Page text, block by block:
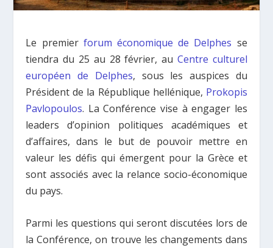
Le premier forum économique de Delphes se
tiendra du 25 au 28 février, au Centre culturel
européen de Delphes, sous les auspices du
Président de la République hellénique, Prokopis
Pavlopoulos. La Conférence vise à engager les
leaders d’opinion politiques académiques et
d’affaires, dans le but de pouvoir mettre en
valeur les défis qui émergent pour la Grèce et
sont associés avec la relance socio-économique
du pays.
Parmi les questions qui seront discutées lors de
la Conférence, on trouve les changements dans